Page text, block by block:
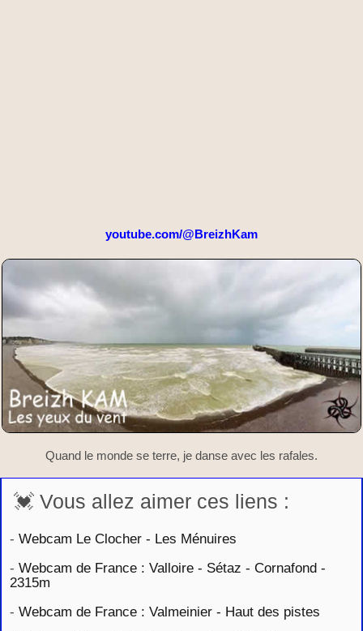
youtube.com/@BreizhKam
Quand le monde se terre, je danse avec les rafales.
💓 Vous allez aimer ces liens :
- Webcam Le Clocher - Les Ménuires
- Webcam de France : Valloire - Sétaz - Cornafond -
2315m
- Webcam de France : Valmeinier - Haut des pistes